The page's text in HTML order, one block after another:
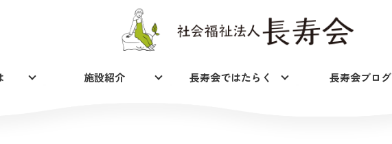
施設紹介 長寿会ではたらく 長寿会ブログ